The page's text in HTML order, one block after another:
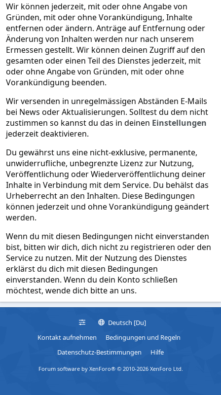
Wir können jederzeit, mit oder ohne Angabe von
Gründen, mit oder ohne Vorankündigung, Inhalte
entfernen oder ändern. Anträge auf Entfernung oder
Änderung von Inhalten werden nur nach unserem
Ermessen gestellt. Wir können deinen Zugriff auf den
gesamten oder einen Teil des Dienstes jederzeit, mit
oder ohne Angabe von Gründen, mit oder ohne
Vorankündigung beenden.
Wir versenden in unregelmässigen Abständen E-Mails
bei News oder Aktualisierungen. Solltest du dem nicht
zustimmen so kannst du das in deinen Einstellungen
jederzeit deaktivieren.
Du gewährst uns eine nicht-exklusive, permanente,
unwiderrufliche, unbegrenzte Lizenz zur Nutzung,
Veröffentlichung oder Wiederveröffentlichung deiner
Inhalte in Verbindung mit dem Service. Du behälst das
Urheberrecht an den Inhalten. Diese Bedingungen
können jederzeit und ohne Vorankündigung geändert
werden.
Wenn du mit diesen Bedingungen nicht einverstanden
bist, bitten wir dich, dich nicht zu registrieren oder den
Service zu nutzen. Mit der Nutzung des Dienstes
erklärst du dich mit diesen Bedingungen
einverstanden. Wenn du dein Konto schließen
möchtest, wende dich bitte an uns.
Deutsch [Du]
Kontakt aufnehmen
Bedingungen und Regeln
Datenschutz-Bestimmungen
Hilfe
Forum software by XenForo® © 2010-2026 XenForo Ltd.